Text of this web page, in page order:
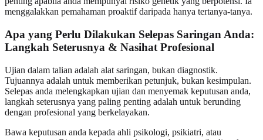
menggalakkan pemahaman proaktif daripada hanya tertanya-tanya.
Apa yang Perlu Dilakukan Selepas Saringan Anda:
Langkah Seterusnya & Nasihat Profesional
Ujian dalam talian adalah alat saringan, bukan diagnostik.
Tujuannya adalah untuk memberikan petunjuk, bukan kesimpulan.
Selepas anda melengkapkan ujian dan menyemak keputusan anda,
langkah seterusnya yang paling penting adalah untuk berunding
dengan profesional yang berkelayakan.
Bawa keputusan anda kepada ahli psikologi, psikiatri, atau